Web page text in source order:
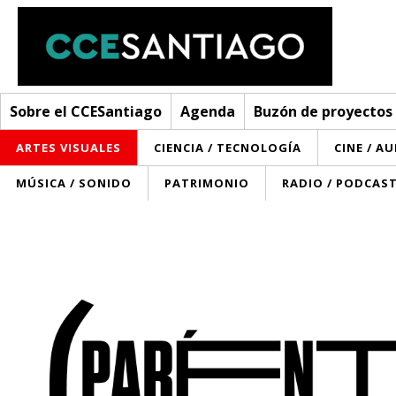
Sobre el CCESantiago Agenda Buzón de proyectos
ARTES VISUALES CIENCIA / TECNOLOGÍA CINE /
MÚSICA / SONIDO PATRIMONIO RADIO / PODCAST
¿Cómo trabajamos?
Convocatorias
Noticias